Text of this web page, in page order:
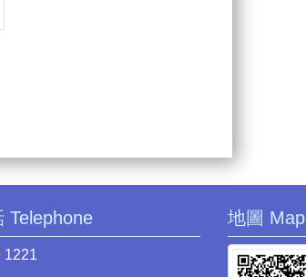
Telephone
1221
地圖 Map